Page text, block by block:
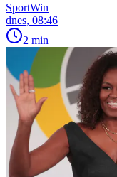
SportWin
dnes, 08:46
2 min